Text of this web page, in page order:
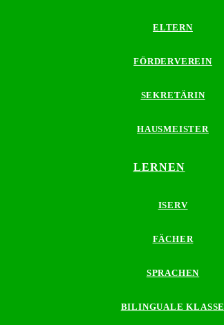
ELTERN
FÖRDERVEREIN
SEKRETÄRIN
HAUSMEISTER
LERNEN
ISERV
FÄCHER
SPRACHEN
BILINGUALE KLASSE